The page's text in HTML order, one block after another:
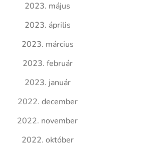
2023. május
2023. április
2023. március
2023. február
2023. január
2022. december
2022. november
2022. október